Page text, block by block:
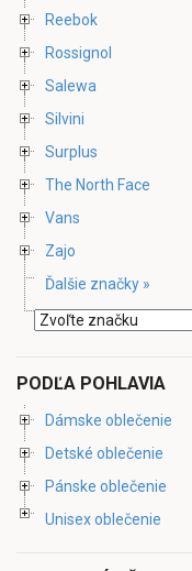
Reebok
Rossignol
Salewa
Silvini
Surplus
The North Face
Vans
Zajo
Ďalšie značky »
PODĽA POHLAVIA
Dámske oblečenie
Detské oblečenie
Pánske oblečenie
Unisex oblečenie